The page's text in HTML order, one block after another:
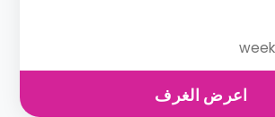
اعرض الغرف